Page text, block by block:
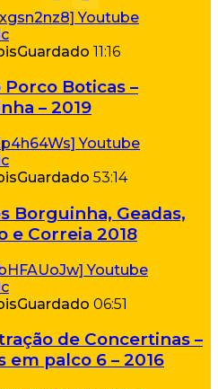
Guardado 11:16
Porco Boticas –
– 2019
Guardado 53:14
Borguinha, Geadas,
e Correia 2018
Guardado 06:51
de Concertinas –
em palco 6 – 2016